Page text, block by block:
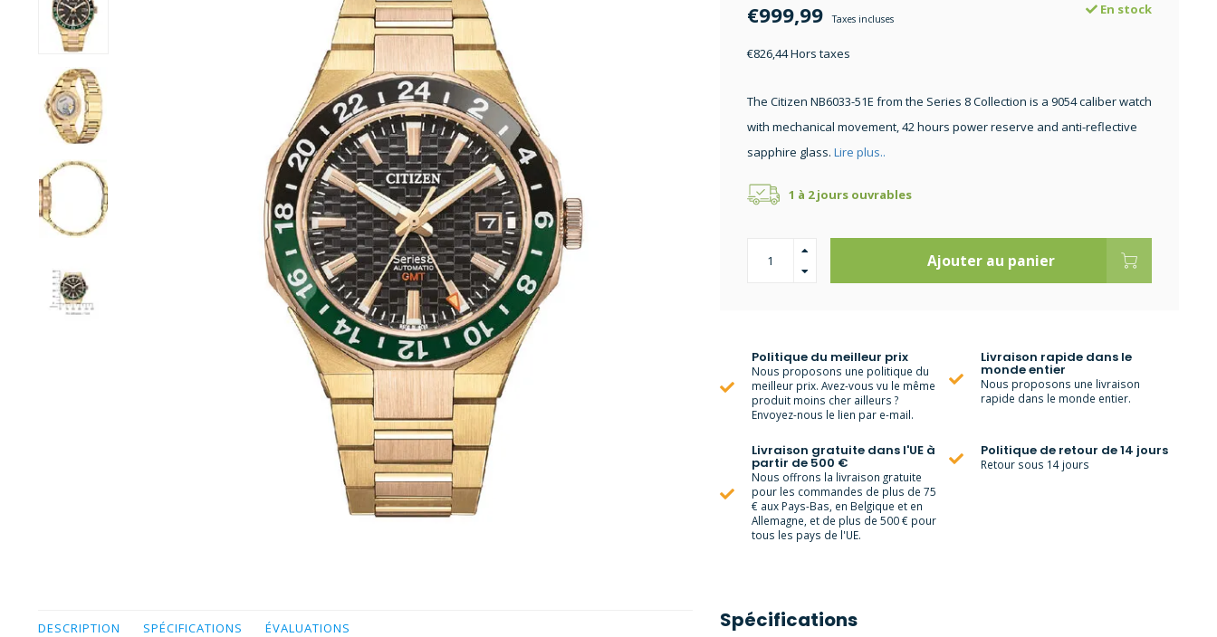
€999,99 Taxes incluses
€826,44 Hors taxes
En stock
The Citizen NB6033-51E from the Series 8 Collection is a 9054 caliber watch
with mechanical movement, 42 hours power reserve and anti-reflective
sapphire glass. Lire plus..
1 à 2 jours ouvrables
Ajouter au panier
Politique du meilleur prix
Nous proposons une politique du
meilleur prix. Avez-vous vu le même
produit moins cher ailleurs ?
Envoyez-nous le lien par e-mail.
Livraison rapide dans le
monde entier
Nous proposons une livraison
rapide dans le monde entier.
Livraison gratuite dans l'UE à
partir de 500 €
Nous offrons la livraison gratuite
pour les commandes de plus de 75
€ aux Pays-Bas, en Belgique et en
Allemagne, et de plus de 500 € pour
tous les pays de l'UE.
Politique de retour de 14 jours
Retour sous 14 jours
DESCRIPTION SPÉCIFICATIONS ÉVALUATIONS Spécifications